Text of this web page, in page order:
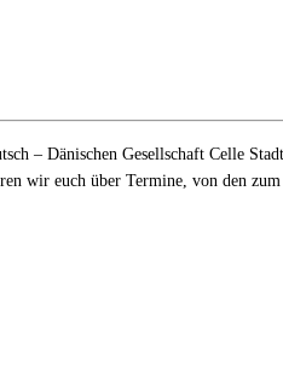
– Dänischen Gesellschaft Celle
wir euch über Termine, von den